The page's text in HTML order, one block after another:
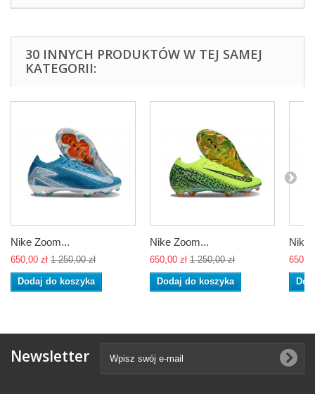
30 INNYCH PRODUKTÓW W TEJ SAMEJ
KATEGORII:
Nike Zoom...
650,00 zł 1 250,00 zł
Dodaj do koszyka
Nike Zoom...
650,00 zł 1 250,00 zł
Dodaj do koszyka
Nike
Newsletter